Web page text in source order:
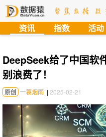
资讯 指数 活动
DeepSeek给了中国软
别浪费了！
原创 一蓑烟雨 | 2025-02-21